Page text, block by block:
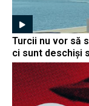
Turcii nu vor să
ci sunt deschiși